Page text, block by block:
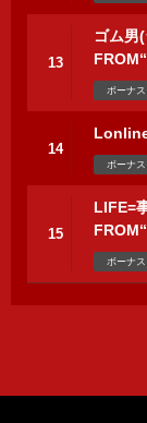
13
ゴム男
ボーナ
14
ボーナ
15
LIFE=
ボーナ